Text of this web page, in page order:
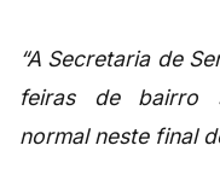
“A Secretaria de
feiras de bairro
normal neste final